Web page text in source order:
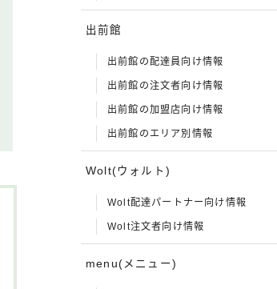
出前館
出前館の配達員向け情報
出前館の注文者向け情報
出前館の加盟店向け情報
出前館のエリア別情報
Wolt(ウォルト)
Wolt配達パートナー向け情報
Wolt注文者向け情報
menu(メニュー)